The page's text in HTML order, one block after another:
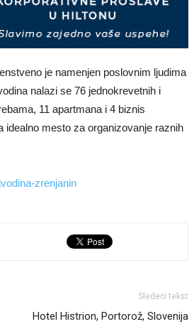
travel
je namenjen poslovnim ljudima
nalazi se 76 jednokrevetnih i
11 apartmana i 4 biznis
mesto za organizovanje raznih
zrenjanin
Sledeći tekst
Hotel Histrion, Portorož, Slovenija